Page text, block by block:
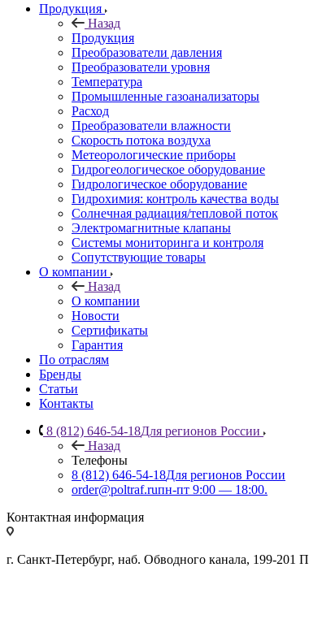
Продукция
Назад
Продукция
Преобразователи давления
Преобразователи уровня
Температура
Промышленные газоанализаторы
Расход
Преобразователи влажности
Скорость потока воздуха
Метеорологические приборы
Гидрогеологическое оборудование
Гидрологическое оборудование
Гидрохимия: контроль качества воды
Солнечная радиация/тепловой поток
Электромагнитные клапаны
Системы мониторинга и контроля
Сопутствующие товары
О компании
Назад
О компании
Новости
Сертификаты
Гарантия
По отраслям
Бренды
Статьи
Контакты
8 (812) 646-54-18Для регионов России
Назад
Телефоны
8 (812) 646-54-18Для регионов России
order@poltraf.ruпн-пт 9:00 — 18:00.
Контактная информация
г. Санкт-Петербург, наб. Обводного канала, 199-201 П